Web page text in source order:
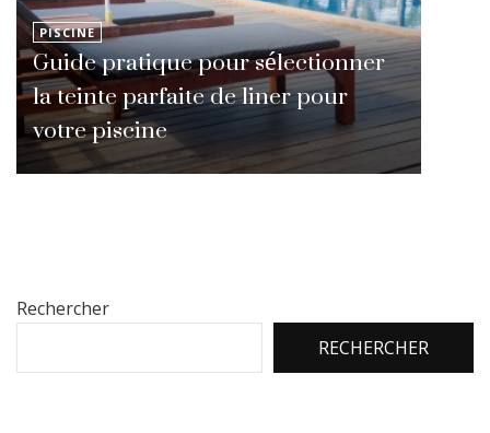
PISCINE
Guide pratique pour sélectionner
la teinte parfaite de liner pour
votre piscine
Rechercher
RECHERCHER